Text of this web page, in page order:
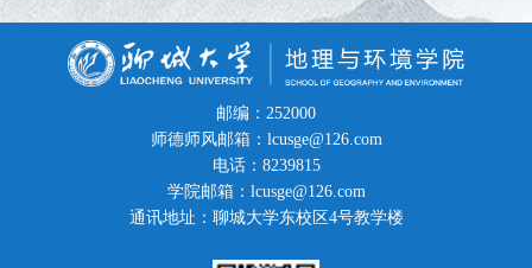
邮编：252000
师德师风邮箱：lcusge@126.com
电话：8239815
学院邮箱：lcusge@126.com
通讯地址：聊城大学东校区4号教学楼